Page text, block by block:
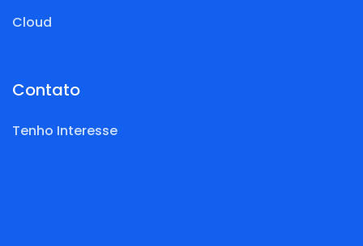
Cloud
Contato
Tenho Interesse